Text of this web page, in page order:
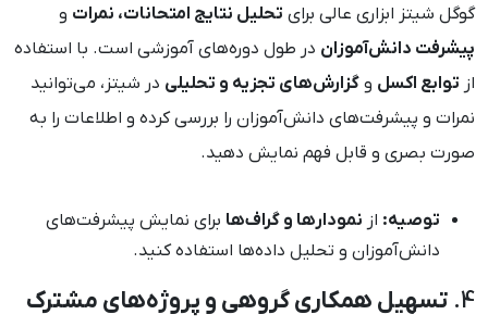
گوگل شیتز ابزاری عالی برای تحلیل نتایج امتحانات، نمرات و
پیشرفت دانش‌آموزان در طول دوره‌های آموزشی است. با استفاده
از توابع اکسل و گزارش‌های تجزیه و تحلیلی در شیتز، می‌توانید
نمرات و پیشرفت‌های دانش‌آموزان را بررسی کرده و اطلاعات را به
صورت بصری و قابل فهم نمایش دهید.
توصیه: از نمودارها و گراف‌ها برای نمایش پیشرفت‌های
دانش‌آموزان و تحلیل داده‌ها استفاده کنید.
4. تسهیل همکاری گروهی و پروژه‌های مشترک